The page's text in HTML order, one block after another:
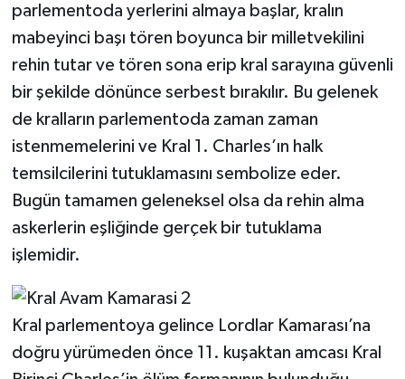
parlementoda yerlerini almaya başlar, kralın
mabeyinci başı tören boyunca bir milletvekilini
rehin tutar ve tören sona erip kral sarayına güvenli
bir şekilde dönünce serbest bırakılır. Bu gelenek
de kralların parlementoda zaman zaman
istenmemelerini ve Kral 1. Charles’ın halk
temsilcilerini tutuklamasını sembolize eder.
Bugün tamamen geleneksel olsa da rehin alma
askerlerin eşliğinde gerçek bir tutuklama
işlemidir.
Kral parlementoya gelince Lordlar Kamarası’na
doğru yürümeden önce 11. kuşaktan amcası Kral